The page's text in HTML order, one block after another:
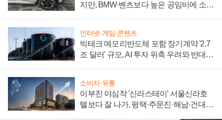
지만, BMW·벤츠보다 높은 공임비에 소비
인터넷·게임·콘텐츠
빅테크 메모리반도체 포함 장기계약 '2.7
조 달러' 규모, AI 투자 위축 우려와 반대
소비자·유통
이부진 야심작 '신라스테이' 서울신라호
텔보다 잘 나가, 평택·주문진·해남·건대로